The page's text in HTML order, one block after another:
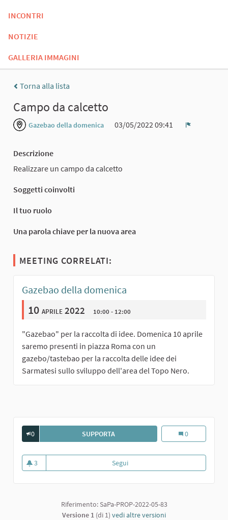
INCONTRI
NOTIZIE
GALLERIA IMMAGINI
Torna alla lista
Campo da calcetto
Gazebao della domenica
03/05/2022 09:41
Descrizione
Realizzare un campo da calcetto
Soggetti coinvolti
Il tuo ruolo
Una parola chiave per la nuova area
MEETING CORRELATI:
Gazebao della domenica
10 aprile 2022 10:00 - 12:00
"Gazebao" per la raccolta di idee. Domenica 10 aprile
saremo presenti in piazza Roma con un
gazebo/tastebao per la raccolta delle idee dei
Sarmatesi sullo sviluppo dell'area del Topo Nero.
0 SUPPORTACAMPO DA CALCETTOCampo da
0
3
3 sostenitori
Segui
Riferimento: SaPa-PROP-2022-05-83
Versione 1 (di 1) vedi altre versioni